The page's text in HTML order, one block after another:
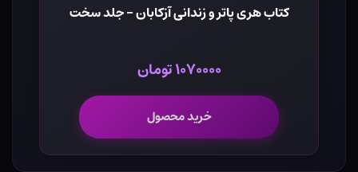
کتاب هری پاتر و زندانی آزکابان - جلد سخت
۱۰۷۰۰۰۰ تومان
خرید محصول